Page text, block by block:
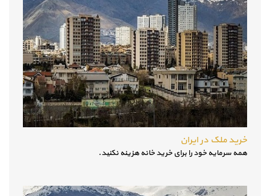
خرید ملک در ایران
همه سرمایه خود را برای خرید خانه هزینه نکنید.